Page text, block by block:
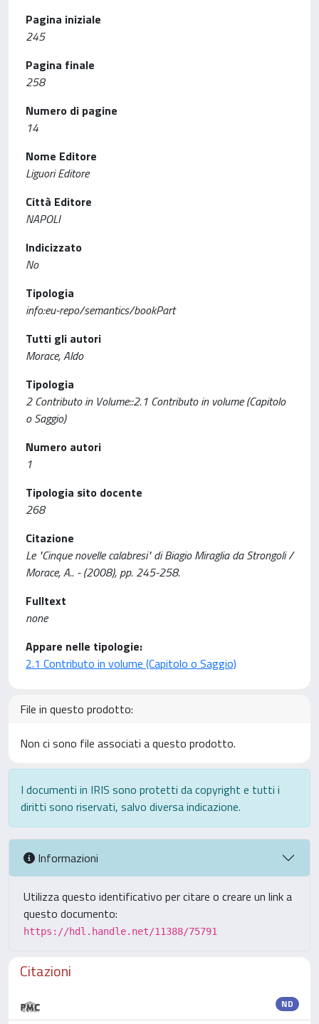
Pagina iniziale
245
Pagina finale
258
Numero di pagine
14
Nome Editore
Liguori Editore
Città Editore
NAPOLI
Indicizzato
No
Tipologia
info:eu-repo/semantics/bookPart
Tutti gli autori
Morace, Aldo
Tipologia
2 Contributo in Volume::2.1 Contributo in volume (Capitolo
o Saggio)
Numero autori
1
Tipologia sito docente
268
Citazione
Le "Cinque novelle calabresi" di Biagio Miraglia da Strongoli /
Morace, A.. - (2008), pp. 245-258.
Fulltext
none
Appare nelle tipologie:
2.1 Contributo in volume (Capitolo o Saggio)
File in questo prodotto:
Non ci sono file associati a questo prodotto.
I documenti in IRIS sono protetti da copyright e tutti i
diritti sono riservati, salvo diversa indicazione.
Informazioni
Utilizza questo identificativo per citare o creare un link a
questo documento:
https://hdl.handle.net/11388/75791
Citazioni
ND